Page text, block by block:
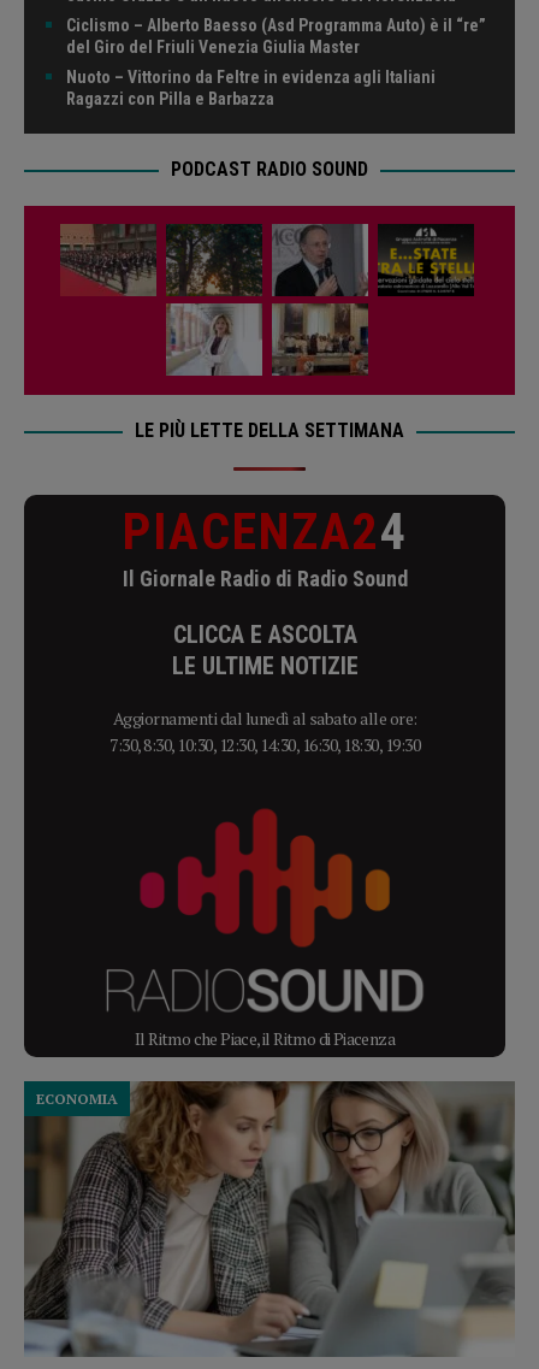
Ciclismo – Alberto Baesso (Asd Programma Auto) è il “re”
del Giro del Friuli Venezia Giulia Master
Nuoto – Vittorino da Feltre in evidenza agli Italiani
Ragazzi con Pilla e Barbazza
PODCAST RADIO SOUND
LE PIÙ LETTE DELLA SETTIMANA
PIACENZA24
Il Giornale Radio di Radio Sound
CLICCA E ASCOLTA
LE ULTIME NOTIZIE
Aggiornamenti dal lunedì al sabato alle ore:
7:30, 8:30, 10:30, 12:30, 14:30, 16:30, 18:30, 19:30
Il Ritmo che Piace, il Ritmo di Piacenza
ECONOMIA